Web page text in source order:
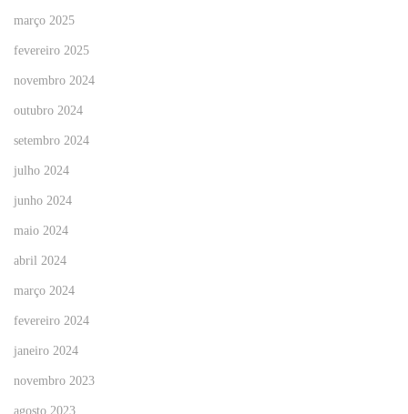
março 2025
fevereiro 2025
novembro 2024
outubro 2024
setembro 2024
julho 2024
junho 2024
maio 2024
abril 2024
março 2024
fevereiro 2024
janeiro 2024
novembro 2023
agosto 2023